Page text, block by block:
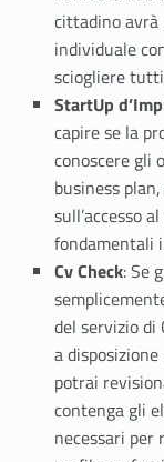
cittadino avrà
individuale
sciogliere
StartUp
capire se la
conoscere gli
business
sull’accesso
fondamentali
Cv Check: Se
del servizio di
a
potrai
contenga gli
necessari per